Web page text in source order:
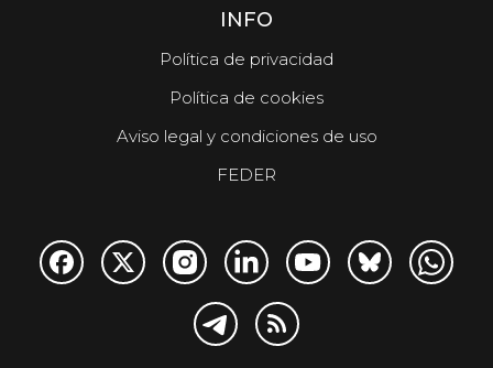
INFO
Política de privacidad
Política de cookies
Aviso legal y condiciones de uso
FEDER